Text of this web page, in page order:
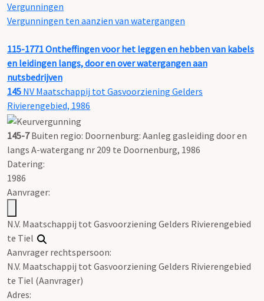
Vergunningen
Vergunningen ten aanzien van watergangen
115-1771Ontheffingen voor het leggen en hebben van kabels
en leidingen langs, door en over watergangen aan
nutsbedrijven
145 NV Maatschappij tot Gasvoorziening Gelders
Rivierengebied, 1986
145-7Buiten regio: Doornenburg: Aanleg gasleiding door en
langs A-watergang nr 209 te Doornenburg, 1986
Datering:
1986
Aanvrager:
N.V. Maatschappij tot Gasvoorziening Gelders Rivierengebied
te Tiel
Aanvrager rechtspersoon:
N.V. Maatschappij tot Gasvoorziening Gelders Rivierengebied
te Tiel (Aanvrager)
Adres: